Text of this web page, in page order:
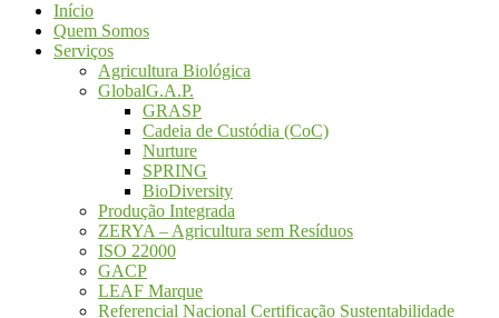
Início
Quem Somos
Serviços
Agricultura Biológica
GlobalG.A.P.
GRASP
Cadeia de Custódia (CoC)
Nurture
SPRING
BioDiversity
Produção Integrada
ZERYA – Agricultura sem Resíduos
ISO 22000
GACP
LEAF Marque
Referencial Nacional Certificação Sustentabilidade